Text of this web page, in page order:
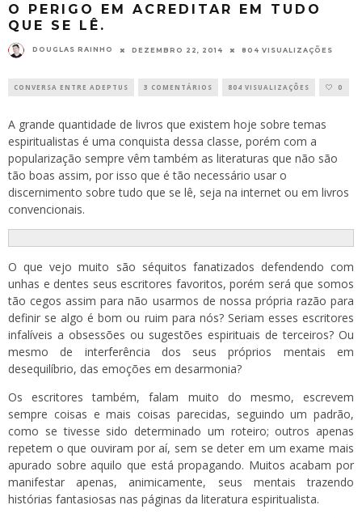
O PERIGO EM ACREDITAR EM TUDO
QUE SE LÊ.
DOUGLAS RAINHO DEZEMBRO 22, 2014 804 VISUALIZAÇÕES
CONVERSA ENTRE ADEPTUS 3 COMENTÁRIOS 804 VISUALIZAÇÕES 0
A grande quantidade de livros que existem hoje sobre temas
espiritualistas é uma conquista dessa classe, porém com a
popularização sempre vêm também as literaturas que não são
tão boas assim, por isso que é tão necessário usar o
discernimento sobre tudo que se lê, seja na internet ou em livros
convencionais.
O que vejo muito são séquitos fanatizados defendendo com
unhas e dentes seus escritores favoritos, porém será que somos
tão cegos assim para não usarmos de nossa própria razão para
definir se algo é bom ou ruim para nós? Seriam esses escritores
infalíveis a obsessões ou sugestões espirituais de terceiros? Ou
mesmo de interferência dos seus próprios mentais em
desequilíbrio, das emoções em desarmonia?
Os escritores também, falam muito do mesmo, escrevem
sempre coisas e mais coisas parecidas, seguindo um padrão,
como se tivesse sido determinado um roteiro; outros apenas
repetem o que ouviram por aí, sem se deter em um exame mais
apurado sobre aquilo que está propagando. Muitos acabam por
manifestar apenas, animicamente, seus mentais trazendo
histórias fantasiosas nas páginas da literatura espiritualista.